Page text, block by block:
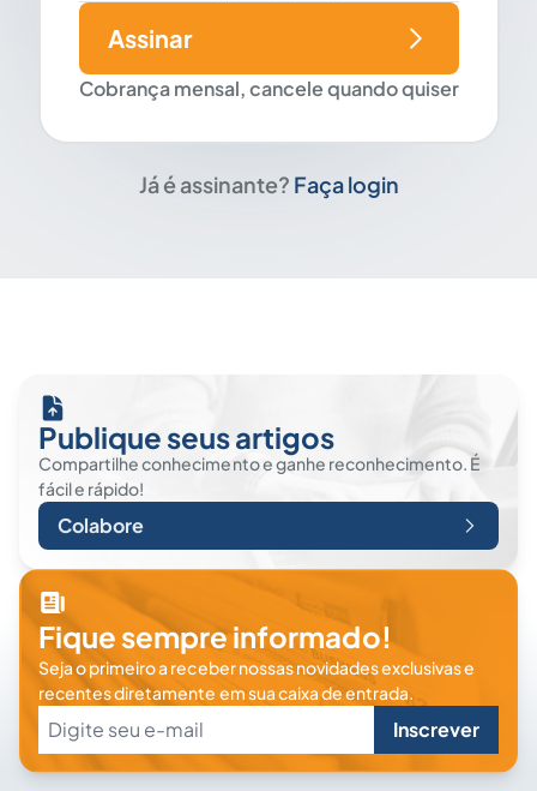
Cobrança mensal, cancele quando quiser
Assinar
Já é assinante? Faça login
Publique seus artigos
Compartilhe conhecimento e ganhe reconhecimento. É
fácil e rápido!
Colabore
Fique sempre informado!
Seja o primeiro a receber nossas novidades exclusivas e
recentes diretamente em sua caixa de entrada.
Inscrever